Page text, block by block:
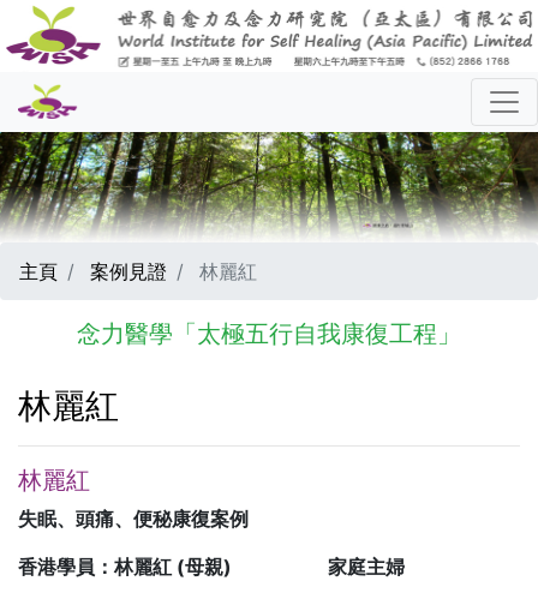
主頁 案例見證 林麗紅
念力醫學「太極五行自我康復工程」
林麗紅
林麗紅
失眠、頭痛、便秘康復案例
香港學員：林麗紅 (母親)
家庭主婦